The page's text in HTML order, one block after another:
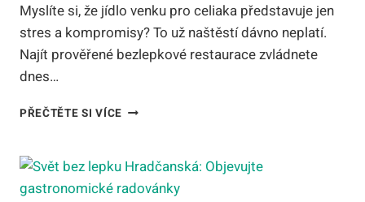
Myslíte si, že jídlo venku pro celiaka představuje jen
stres a kompromisy? To už naštěstí dávno neplatí.
Najít prověřené bezlepkové restaurace zvládnete
dnes…
PŘEČTĚTE SI VÍCEBEZLEPKOVÉ
ČR:
KDE
SE